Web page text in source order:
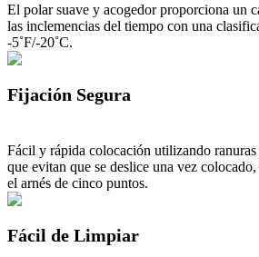
El polar suave y acogedor proporciona un
las inclemencias del tiempo con una
-5˚F/-20˚C.
Fijación Segura
Fácil y rápida colocación utilizando
que evitan que se deslice una vez
el arnés de cinco puntos.
Fácil de Limpiar